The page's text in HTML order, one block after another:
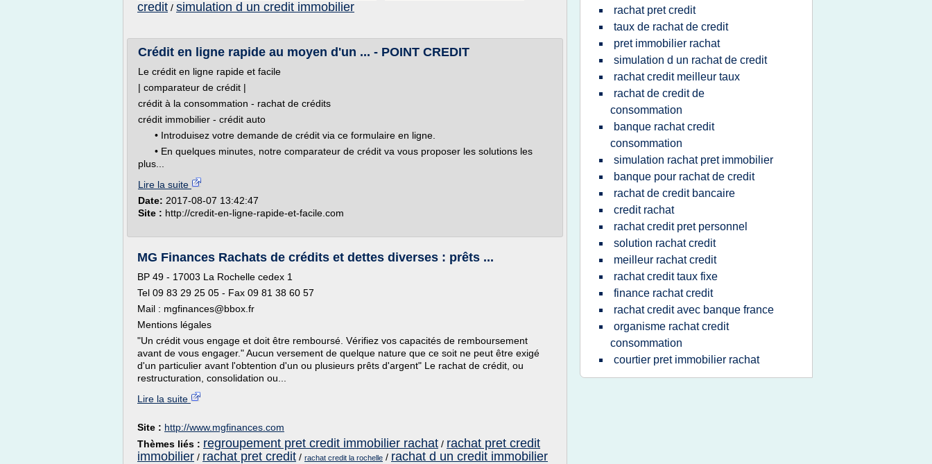
credit / simulation d un credit immobilier
Crédit en ligne rapide au moyen d'un ... - POINT CREDIT
Le crédit en ligne rapide et facile
| comparateur de crédit |
crédit à la consommation - rachat de crédits
crédit immobilier - crédit auto
• Introduisez votre demande de crédit via ce formulaire en ligne.
• En quelques minutes, notre comparateur de crédit va vous proposer les solutions les
plus...
Lire la suite
Date: 2017-08-07 13:42:47
Site : http://credit-en-ligne-rapide-et-facile.com
MG Finances Rachats de crédits et dettes diverses : prêts ...
BP 49 - 17003 La Rochelle cedex 1
Tel 09 83 29 25 05 - Fax 09 81 38 60 57
Mail : mgfinances@bbox.fr
Mentions légales
"Un crédit vous engage et doit être remboursé. Vérifiez vos capacités de remboursement
avant de vous engager." Aucun versement de quelque nature que ce soit ne peut être exigé
d'un particulier avant l'obtention d'un ou plusieurs prêts d'argent" Le rachat de crédit, ou
restructuration, consolidation ou...
Lire la suite
Site : http://www.mgfinances.com
Thèmes liés : regroupement pret credit immobilier rachat / rachat pret credit
immobilier / rachat pret credit / rachat credit la rochelle / rachat d un credit immobilier
rachat pret credit
taux de rachat de credit
pret immobilier rachat
simulation d un rachat de credit
rachat credit meilleur taux
rachat de credit de
consommation
banque rachat credit
consommation
simulation rachat pret immobilier
banque pour rachat de credit
rachat de credit bancaire
credit rachat
rachat credit pret personnel
solution rachat credit
meilleur rachat credit
rachat credit taux fixe
finance rachat credit
rachat credit avec banque france
organisme rachat credit
consommation
courtier pret immobilier rachat